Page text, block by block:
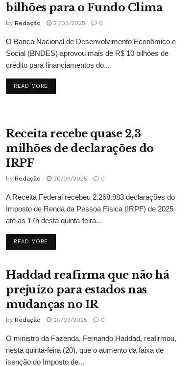
bilhões para o Fundo Clima
by Redação 21/03/2025 0
O Banco Nacional de Desenvolvimento Econômico e
Social (BNDES) aprovou mais de R$ 10 bilhões de
crédito para financiamentos do...
READ MOREDETAILS
Receita recebe quase 2,3
milhões de declarações do
IRPF
by Redação 20/03/2025 0
A Receita Federal recebeu 2.268.983 declarações do
Imposto de Renda da Pessoa Física (IRPF) de 2025
até as 17h desta quinta-feira...
READ MOREDETAILS
Haddad reafirma que não há
prejuízo para estados nas
mudanças no IR
by Redação 20/03/2025 0
O ministro da Fazenda, Fernando Haddad, reafirmou,
nesta quinta-feira (20), que o aumento da faixa de
isenção do Imposto de...